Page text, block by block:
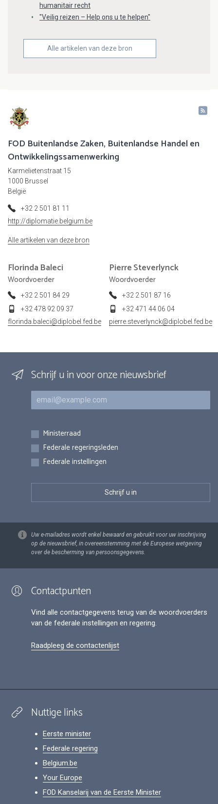
humanitair recht
"Veilig reizen – Help ons u te helpen"
Alle artikelen van deze bron
FOD Buitenlandse Zaken, Buitenlandse Handel en
Ontwikkelingssamenwerking
Karmelietenstraat 15
1000 Brussel
België
+32 2 501 81 11
http://diplomatie.belgium.be
Alle artikelen van deze bron
Florinda Baleci
Woordvoerder
+32 2 501 84 29
+32 478 92 09 37
florinda.baleci@diplobel.fed.be
PierreSteverlynck
Woordvoerder
+32 2 501 87 16
+32 471 44 06 04
pierre.steverlynck@diplobel.fed.be
Schrijf u in voor onze nieuwsbrief
E-mail
Inschrijvingen
Ministerraad
Federale regeringsleden
Federale instellingen
Uw e-mailadres wordt enkel bewaard en gebruikt voor uw inschrijving
op de nieuwsbrief, in overeenstemming met de Europese wetgeving
over de bescherming van persoonsgegevens.
Contactpunten
Vind alle contactgegevens terug van de woordvoerders
van de federale instellingen en regering.
Raadpleeg de contactenlijst
Nuttige links
Eerste minister
Federale regering
Belgium.be
Your Europe
FOD Kanselarij van de Eerste Minister